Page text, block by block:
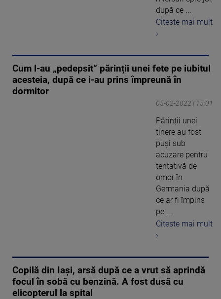
după ce ...
Citeste mai mult
›
Cum l-au „pedepsit” părinții unei fete pe iubitul
acesteia, după ce i-au prins împreună în
dormitor
05-02-2022 | 15:01
Părinții unei
tinere au fost
puși sub
acuzare pentru
tentativă de
omor în
Germania după
ce ar fi împins
pe ...
Citeste mai mult
›
Copilă din Iași, arsă după ce a vrut să aprindă
focul în sobă cu benzină. A fost dusă cu
elicopterul la spital